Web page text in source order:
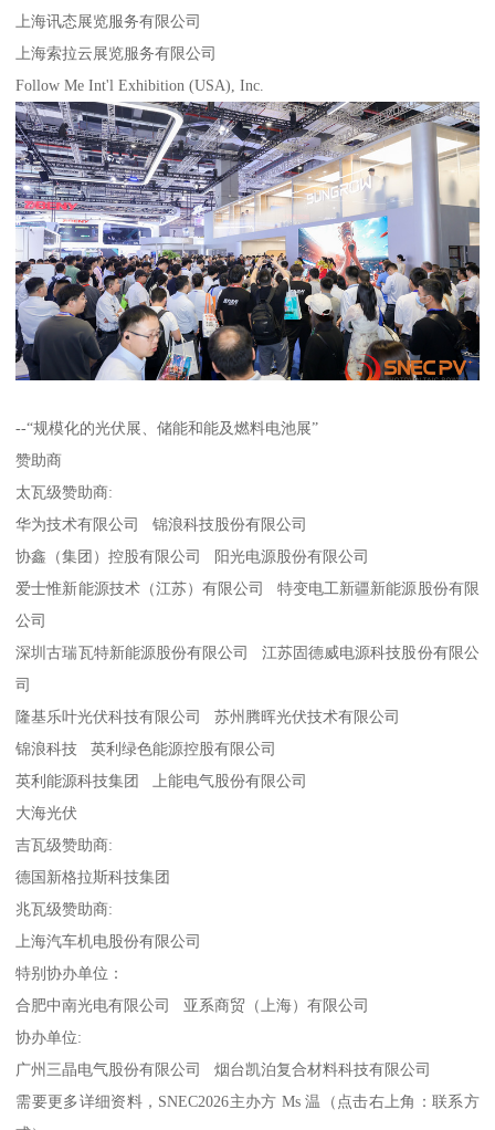
上海讯态展览服务有限公司
上海索拉云展览服务有限公司
Follow Me Int'l Exhibition (USA), Inc.
--“规模化的光伏展、储能和能及燃料电池展”
赞助商
太瓦级赞助商:
华为技术有限公司 锦浪科技股份有限公司
协鑫（集团）控股有限公司 阳光电源股份有限公司
爱士惟新能源技术（江苏）有限公司 特变电工新疆新能源股份有限
公司
深圳古瑞瓦特新能源股份有限公司 江苏固德威电源科技股份有限公
司
隆基乐叶光伏科技有限公司 苏州腾晖光伏技术有限公司
锦浪科技 英利绿色能源控股有限公司
英利能源科技集团 上能电气股份有限公司
大海光伏
吉瓦级赞助商:
德国新格拉斯科技集团
兆瓦级赞助商:
上海汽车机电股份有限公司
特别协办单位：
合肥中南光电有限公司 亚系商贸（上海）有限公司
协办单位:
广州三晶电气股份有限公司 烟台凯泊复合材料科技有限公司
需要更多详细资料，SNEC2026主办方 Ms 温（点击右上角：联系方